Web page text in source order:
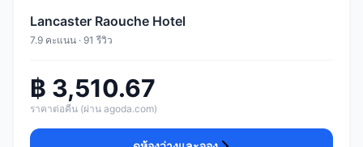
Lancaster Raouche Hotel
7.9 คะแนน · 91 รีวิว
฿ 3,510.67
ราคาต่อคืน (ผ่าน agoda.com)